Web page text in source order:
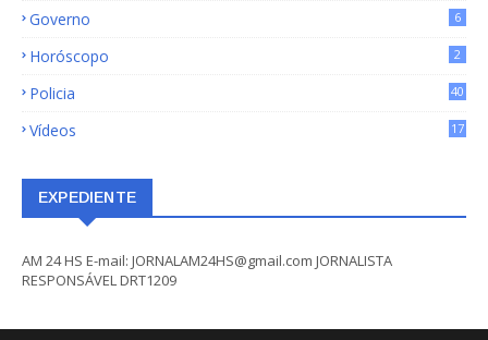
Governo 6
Horóscopo 2
Policia 40
Vídeos 17
EXPEDIENTE
AM 24 HS E-mail: JORNALAM24HS@gmail.com JORNALISTA
RESPONSÁVEL DRT1209